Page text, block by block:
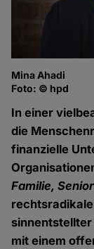
Mina Ahadi
Foto: © hpd
In einer
die
finanzielle
Familie,
mit einem